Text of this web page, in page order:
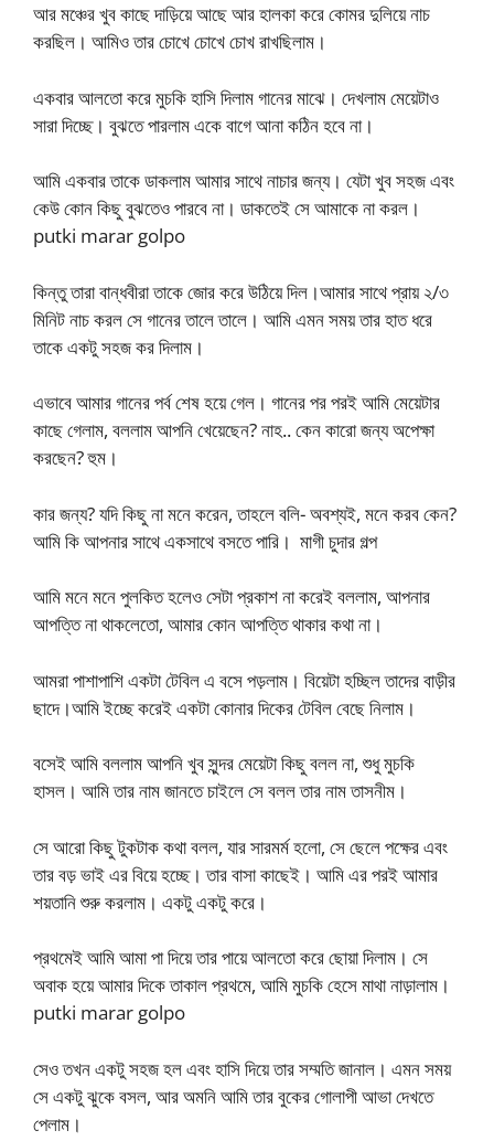
আর মঞ্চের খুব কাছে দাড়িয়ে আছে আর হালকা করে কোমর দুলিয়ে নাচ
করছিল। আমিও তার চোখে চোখে চোখ রাখছিলাম।
একবার আলতো করে মুচকি হাসি দিলাম গানের মাঝে। দেখলাম মেয়েটাও
সারা দিচ্ছে। বুঝতে পারলাম একে বাগে আনা কঠিন হবে না।
আমি একবার তাকে ডাকলাম আমার সাথে নাচার জন্য। যেটা খুব সহজ এবং
কেউ কোন কিছু বুঝতেও পারবে না। ডাকতেই সে আমাকে না করল।
putki marar golpo
কিন্তু তারা বান্ধবীরা তাকে জোর করে উঠিয়ে দিল।আমার সাথে প্রায় ২/৩
মিনিট নাচ করল সে গানের তালে তালে। আমি এমন সময় তার হাত ধরে
তাকে একটু সহজ কর দিলাম।
এভাবে আমার গানের পর্ব শেষ হয়ে গেল। গানের পর পরই আমি মেয়েটার
কাছে গেলাম, বললাম আপনি খেয়েছেন? নাহ.. কেন কারো জন্য অপেক্ষা
করছেন? হুম।
কার জন্য? যদি কিছু না মনে করেন, তাহলে বলি- অবশ্যই, মনে করব কেন?
আমি কি আপনার সাথে একসাথে বসতে পারি। মাগী চুদার গল্প
আমি মনে মনে পুলকিত হলেও সেটা প্রকাশ না করেই বললাম, আপনার
আপত্তি না থাকলেতো, আমার কোন আপত্তি থাকার কথা না।
আমরা পাশাপাশি একটা টেবিল এ বসে পড়লাম। বিয়েটা হচ্ছিল তাদের বাড়ীর
ছাদে।আমি ইচ্ছে করেই একটা কোনার দিকের টেবিল বেছে নিলাম।
বসেই আমি বললাম আপনি খুব সুন্দর মেয়েটা কিছু বলল না, শুধু মুচকি
হাসল। আমি তার নাম জানতে চাইলে সে বলল তার নাম তাসনীম।
সে আরো কিছু টুকটাক কথা বলল, যার সারমর্ম হলো, সে ছেলে পক্ষের এবং
তার বড় ভাই এর বিয়ে হচ্ছে। তার বাসা কাছেই। আমি এর পরই আমার
শয়তানি শুরু করলাম। একটু একটু করে।
প্রথমেই আমি আমা পা দিয়ে তার পায়ে আলতো করে ছোয়া দিলাম। সে
অবাক হয়ে আমার দিকে তাকাল প্রথমে, আমি মুচকি হেসে মাথা নাড়ালাম।
putki marar golpo
সেও তখন একটু সহজ হল এবং হাসি দিয়ে তার সম্মতি জানাল। এমন সময়
সে একটু ঝুকে বসল, আর অমনি আমি তার বুকের গোলাপী আভা দেখতে
পেলাম।